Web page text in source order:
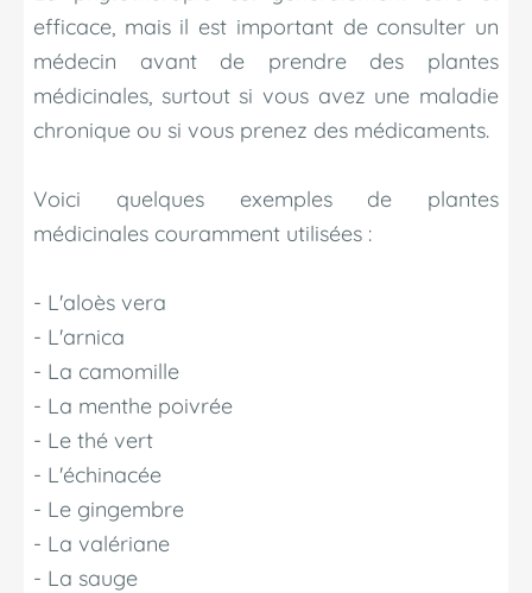
efficace, mais il est important de consulter un
médecin avant de prendre des plantes
médicinales, surtout si vous avez une maladie
chronique ou si vous prenez des médicaments.
Voici quelques exemples de plantes
médicinales couramment utilisées :
- L'aloès vera
- L'arnica
- La camomille
- La menthe poivrée
- Le thé vert
- L'échinacée
- Le gingembre
- La valériane
- La sauge